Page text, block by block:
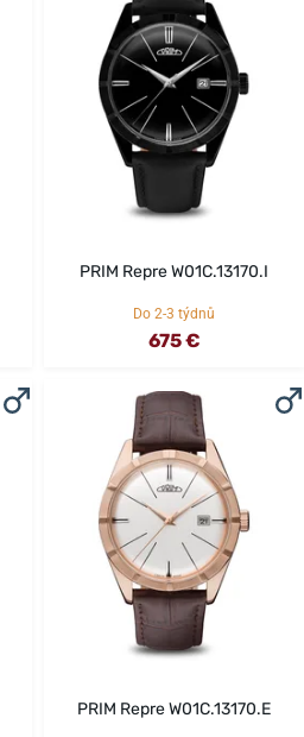
PRIM Repre W01C.13170.I
Do 2-3 týdnů
675 €
PRIM Repre W01C.13170.E